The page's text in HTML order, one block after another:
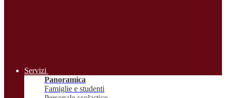
Servizi
Panoramica
Famiglie e studenti